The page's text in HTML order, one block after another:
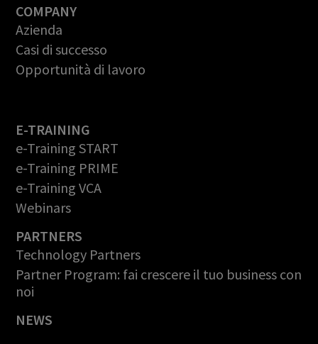
COMPANY
Azienda
Casi di successo
Opportunità di lavoro
E-TRAINING
e-Training START
e-Training PRIME
e-Training VCA
Webinars
PARTNERS
Technology Partners
Partner Program: fai crescere il tuo business con
noi
NEWS